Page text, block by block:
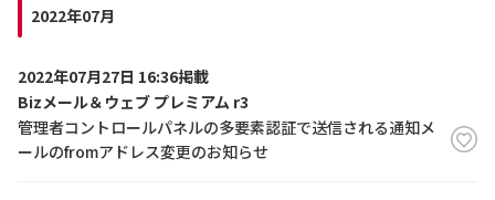
2022年07月
2022年07月27日 16:36掲載
Bizメール＆ウェブ プレミアム r3
管理者コントロールパネルの多要素認証で送信される通知メ
ールのfromアドレス変更のお知らせ